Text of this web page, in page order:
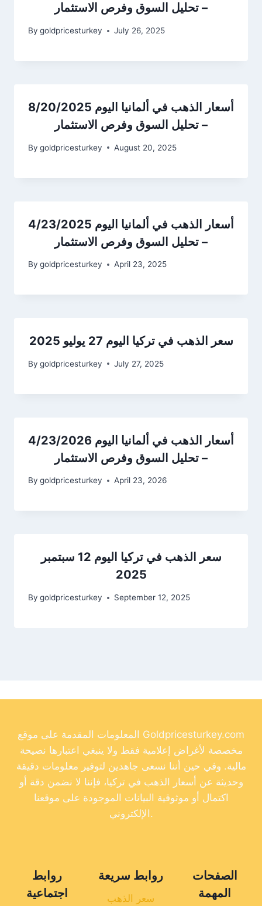
– تحليل السوق وفرص الاستثمار
By goldpricesturkey July 26, 2025
أسعار الذهب في ألمانيا اليوم 8/20/2025
– تحليل السوق وفرص الاستثمار
By goldpricesturkey August 20, 2025
أسعار الذهب في ألمانيا اليوم 4/23/2025
– تحليل السوق وفرص الاستثمار
By goldpricesturkey April 23, 2025
سعر الذهب في تركيا اليوم 27 يوليو 2025
By goldpricesturkey July 27, 2025
أسعار الذهب في ألمانيا اليوم 4/23/2026
– تحليل السوق وفرص الاستثمار
By goldpricesturkey April 23, 2026
سعر الذهب في تركيا اليوم 12 سبتمبر
2025
By goldpricesturkey September 12, 2025
المعلومات المقدمة على موقع Goldpricesturkey.com
مخصصة لأغراض إعلامية فقط ولا ينبغي اعتبارها نصيحة
مالية. وفي حين أننا نسعى جاهدين لتوفير معلومات دقيقة
وحديثة عن أسعار الذهب في تركيا، فإننا لا نضمن دقة أو
اكتمال أو موثوقية البيانات الموجودة على موقعنا
الإلكتروني.
روابط
اجتماعية
روابط سريعة
سعر الذهب
الصفحات
المهمة